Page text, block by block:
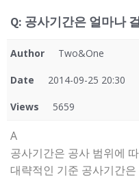
Q: 공사기간은 얼마나
Author Two&One
Date 2014-09-25 20:30
Views 5659
A
공사기간은 공사 범위에
대략적인 기준 공사기간